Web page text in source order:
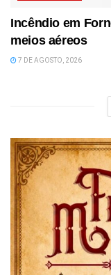
Incêndio em
meios aéreos
7 DE AGOSTO, 2026